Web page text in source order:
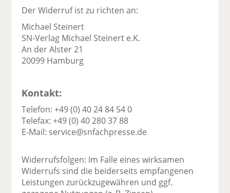
Der Widerruf ist zu richten an:
Michael Steinert
SN-Verlag Michael Steinert e.K.
An der Alster 21
20099 Hamburg
Kontakt:
Telefon: +49 (0) 40 24 84 54 0
Telefax: +49 (0) 40 280 37 88
E-Mail: service@snfachpresse.de
Widerrufsfolgen: Im Falle eines wirksamen
Widerrufs sind die beiderseits empfangenen
Leistungen zurückzugewähren und ggf.